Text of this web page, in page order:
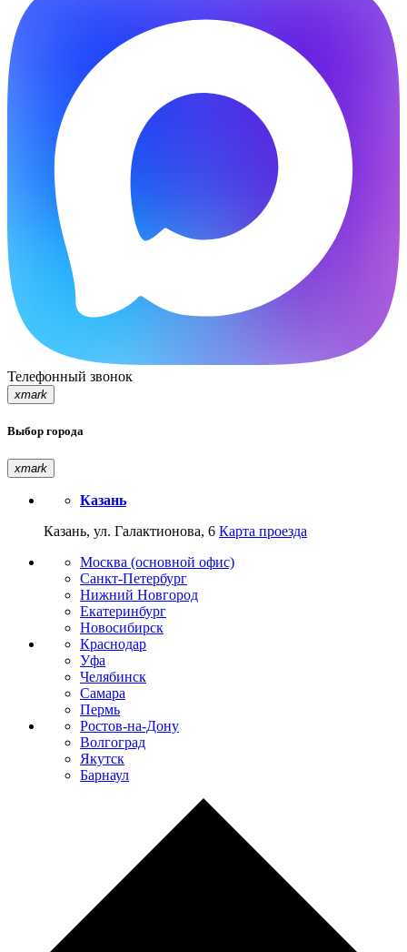
Телефонный звонок
xmark
Выбор города
xmark
Казань
Казань, ул. Галактионова, 6 Карта проезда
Москва (основной офис)
Санкт-Петербург
Нижний Новгород
Екатеринбург
Новосибирск
Краснодар
Уфа
Челябинск
Самара
Пермь
Ростов-на-Дону
Волгоград
Якутск
Барнаул